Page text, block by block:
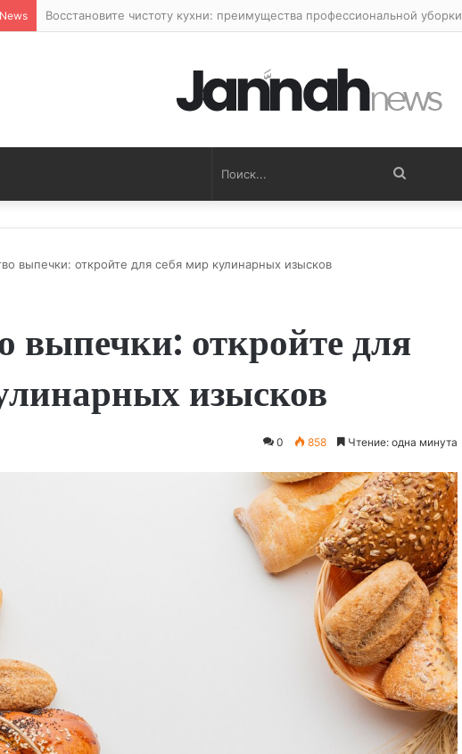
Восстановите чистоту кухни: преимущества профессиональной уборки
Поиск...
выпечки: откройте для себя мир кулинарных изысков
выпечки: откройте для
изысков
0 858 Чтение: одна минута